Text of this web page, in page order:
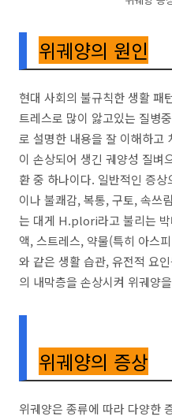
위궤양의 원인
현대 사회의 불규칙한 생활 패
트레스로 많이 앓고있는 질병
로 설명한 내용을 잘 이해하고
이 손상되어 생긴 궤양성 질벼
환 중 하나이다. 일반적인 증
이나 불쾌감, 복통, 구토, 속쓰
는 대게 H.plori라고 불리는
액, 스트레스, 약물(특히 아스
와 같은 생활 습관, 유전적 요
의 내막층을 손상시켜 위궤양
위궤양의 증상
위궤양은 종류에 따라 다양한